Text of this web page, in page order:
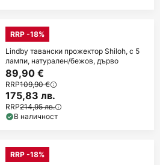
RRP -18%
Lindby тавански прожектор Shiloh, с 5
лампи, натурален/бежов, дърво
89,90 €
RRP109,90 €
175,83 лв.
RRP214,95 лв.
В наличност
RRP -18%